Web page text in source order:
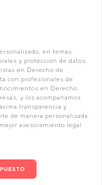
en temas
y protección de datos.
en Derecho de
con profesionales de
en Derecho.
y los acompañamos
transparencia y
de manera personalizada
asesoramiento legal